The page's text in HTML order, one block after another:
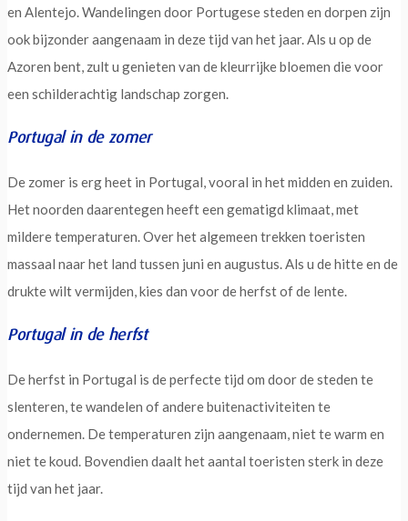
en Alentejo. Wandelingen door Portugese steden en dorpen zijn
ook bijzonder aangenaam in deze tijd van het jaar. Als u op de
Azoren bent, zult u genieten van de kleurrijke bloemen die voor
een schilderachtig landschap zorgen.
Portugal in de zomer
De zomer is erg heet in Portugal, vooral in het midden en zuiden.
Het noorden daarentegen heeft een gematigd klimaat, met
mildere temperaturen. Over het algemeen trekken toeristen
massaal naar het land tussen juni en augustus. Als u de hitte en de
drukte wilt vermijden, kies dan voor de herfst of de lente.
Portugal in de herfst
De herfst in Portugal is de perfecte tijd om door de steden te
slenteren, te wandelen of andere buitenactiviteiten te
ondernemen. De temperaturen zijn aangenaam, niet te warm en
niet te koud. Bovendien daalt het aantal toeristen sterk in deze
tijd van het jaar.